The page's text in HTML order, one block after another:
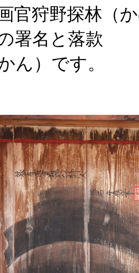
画官狩野探林
署名と落款
ん）です。